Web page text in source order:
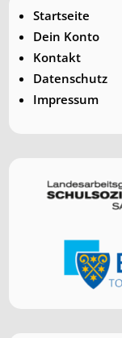
Startseite
Dein Konto
Kontakt
Datenschutz
Impressum